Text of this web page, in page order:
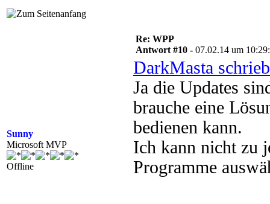
Sunny
Microsoft MVP
Offline
Re: WPP
Antwort #10 - 07.02.14 um
DarkMasta schrieb
Ja die Updates
brauche eine
bedienen kann.
Ich kann nicht zu
Programme